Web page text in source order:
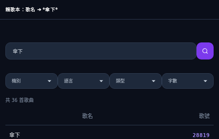
賴歌本：歌名 ➔ *傘下*
共 36 首歌曲
歌名 歌號
傘下 28819